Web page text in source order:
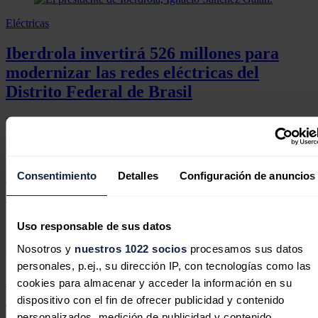
Consentimiento Detalles Configuración de anuncios
Uso responsable de sus datos
Nosotros y nuestros 1022 sociosprocesamos sus datos
personales, p.ej., su dirección IP, con tecnologías como las
cookies para almacenar y acceder la información en su
dispositivo con el fin de ofrecer publicidad y contenido
Eléctricas
Iberdrola invertirá 526 millones para
modernizar las redes eléctricas del
Distrito Federal de Brasil
Redacción
Petrobras ganó 14.423 millones de euros
hasta junio, un 55,3% más
Redacción07/08/2026
Eléctricas
ABB entra en el accionariado del
'marketplace' de energía limpia LevelTen